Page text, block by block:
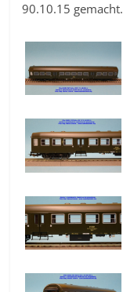
90.10.15 gemacht.